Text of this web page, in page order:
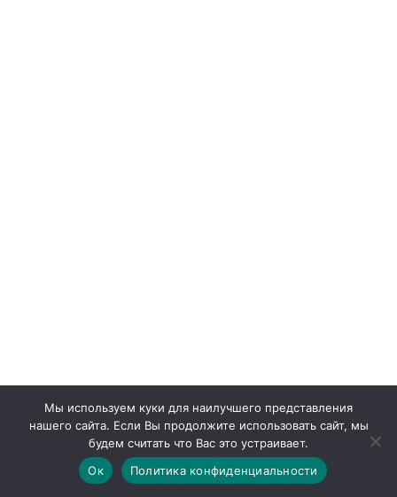
Мы используем куки для наилучшего представления
нашего сайта. Если Вы продолжите использовать сайт, мы
будем считать что Вас это устраивает.
Ок
Политика конфиденциальности